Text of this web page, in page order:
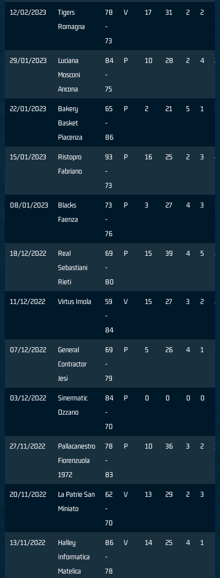
12/02/2023
Tigers
Romagna
78
-
73
V 17 31 2 2
29/01/2023
Luciana
Mosconi
Ancona
84
-
75
P 10 28 2 4 2
22/01/2023
Bakery
Basket
Piacenza
65
-
86
P 2 21 5 1 1
15/01/2023
Ristopro
Fabriano
93
-
73
P 16 25 2 3 4
08/01/2023
Blacks
Faenza
73
-
76
P 3 27 4 3 1
18/12/2022
Real
Sebastiani
Rieti
69
-
80
P 15 39 4 5 2
11/12/2022 Virtus Imola
59
-
84
V 15 27 3 2 2
07/12/2022
General
Contractor
Jesi
69
-
79
P 5 26 4 1 1
03/12/2022
Sinermatic
Ozzano
84
-
70
P 0 0 0 0
27/11/2022
Pallacanestro
Fiorenzuola
1972
78
-
83
P 10 36 3 2 3
20/11/2022
La Patrie San
Miniato
62
-
70
V 13 29 2 3
13/11/2022
Halley
Informatica
Matelica
86
-
78
V 14 25 4 1